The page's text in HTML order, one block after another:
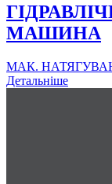
МАШИНА
МАК.
Детальніше